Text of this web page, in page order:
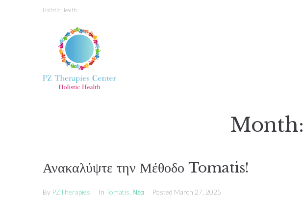
Holistic Health
Month:
Ανακαλύψτε την Μέθοδο Tomatis!
By PZTherapies In Tomatis Νέα Posted March 27, 2025